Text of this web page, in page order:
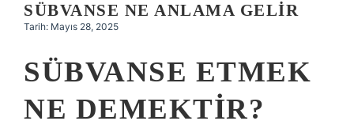
SÜBVANSE NE ANLAMA GELIR
Tarih: Mayıs 28, 2025
SÜBVANSE ETMEK
NE DEMEKTIR?